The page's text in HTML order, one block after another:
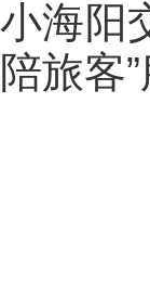
小海阳
陪旅客